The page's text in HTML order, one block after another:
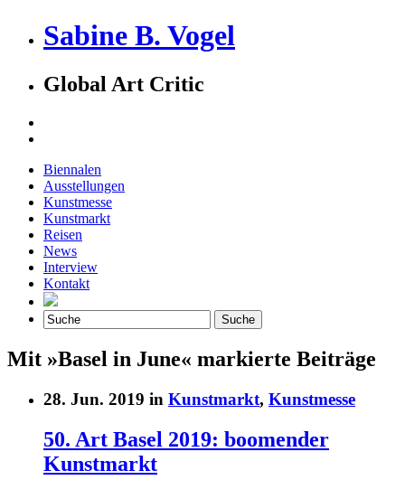
Sabine B. Vogel
Global Art Critic
Biennalen
Ausstellungen
Kunstmesse
Kunstmarkt
Reisen
News
Interview
Kontakt
Mit »Basel in June« markierte Beiträge
28. Jun. 2019 in Kunstmarkt, Kunstmesse
50. Art Basel 2019: boomender
Kunstmarkt